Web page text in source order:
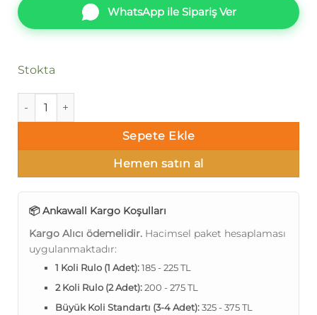
WhatsApp ile Sipariş Ver
Stokta
Ankawall Berceste-Geometrik 53675 Duvar Kağıdı adet
Sepete Ekle
Hemen satın al
📦 Ankawall Kargo Koşulları
Kargo Alıcı ödemelidir. Hacimsel paket hesaplaması
uygulanmaktadır:
1 Koli Rulo (1 Adet):185 - 225 TL
2 Koli Rulo (2 Adet):200 - 275 TL
Büyük Koli Standartı (3-4 Adet):325 - 375 TL